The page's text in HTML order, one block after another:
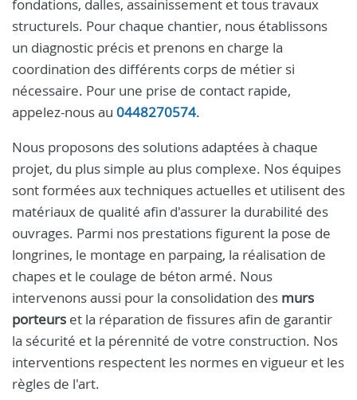
fondations, dalles, assainissement et tous travaux
structurels. Pour chaque chantier, nous établissons
un diagnostic précis et prenons en charge la
coordination des différents corps de métier si
nécessaire. Pour une prise de contact rapide,
appelez-nous au 0448270574.
Nous proposons des solutions adaptées à chaque
projet, du plus simple au plus complexe. Nos équipes
sont formées aux techniques actuelles et utilisent des
matériaux de qualité afin d'assurer la durabilité des
ouvrages. Parmi nos prestations figurent la pose de
longrines, le montage en parpaing, la réalisation de
chapes et le coulage de béton armé. Nous
intervenons aussi pour la consolidation des murs
porteurs et la réparation de fissures afin de garantir
la sécurité et la pérennité de votre construction. Nos
interventions respectent les normes en vigueur et les
règles de l'art.